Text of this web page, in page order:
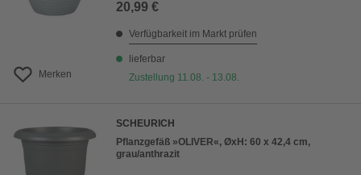
Merken
20,99 €
Verfügbarkeit im Markt prüfen
lieferbar
Zustellung 11.08. - 13.08.
SCHEURICH
Pflanzgefäß »OLIVER«, ØxH: 60 x 42,4 cm,
grau/anthrazit